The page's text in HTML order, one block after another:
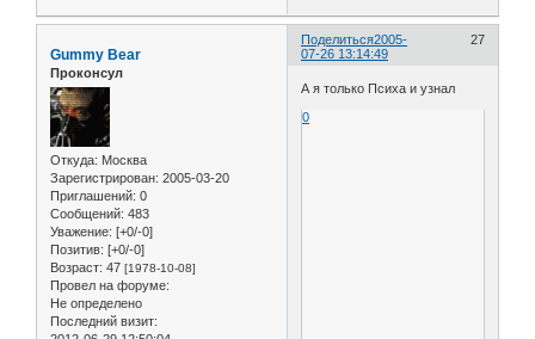
Поделиться 27
2005-
07-26 13:14:49
Gummy Bear
Проконсул
Откуда: Москва
Зарегистрирован: 2005-03-20
Приглашений: 0
Сообщений: 483
Уважение: [+0/-0]
Позитив: [+0/-0]
Возраст: 47 [1978-10-08]
Провел на форуме:
Не определено
Последний визит:
А я только Психа и узнал
0